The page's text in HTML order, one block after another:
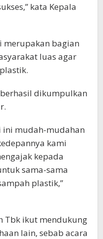
kata Kepala
merupakan bagian
luas agar
dikumpulkan
ini mudah-mudahan
kami
kepada
sama-sama
plastik,”
Tbk ikut mendukung
lain, sebab acara